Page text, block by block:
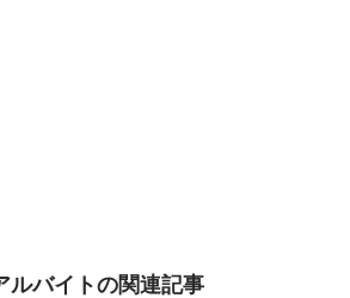
ルバイトの関連記事